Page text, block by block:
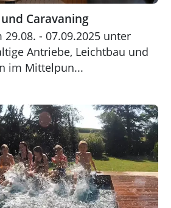
Caravaning
- 07.09.2025 unter
Antriebe, Leichtbau und
im Mittelpun...